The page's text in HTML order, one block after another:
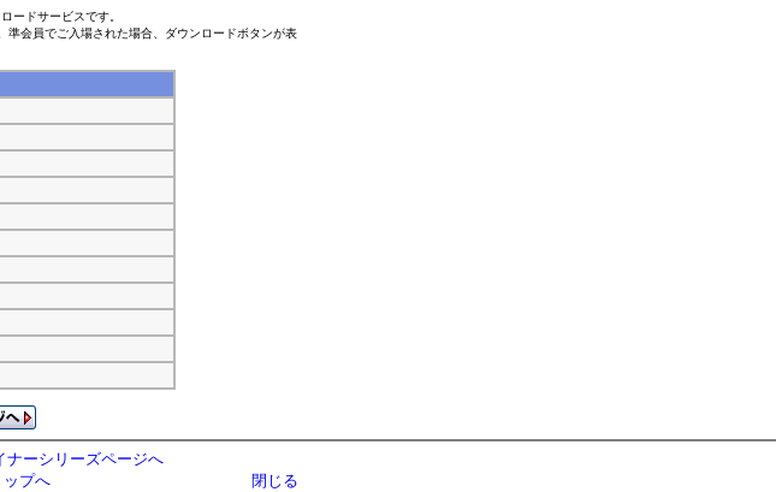
ードサービスです。
会員でご入場された場合、ダウンロードボタンが表
ナーシリーズページへ
ップへ
閉じる